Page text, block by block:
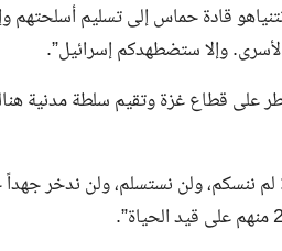
نتنياهو قادة حماس إلى تسليم
وإلا ستضطهدكم إسرائيل”.
على قطاع غزة وتقيم سلطة مدنية